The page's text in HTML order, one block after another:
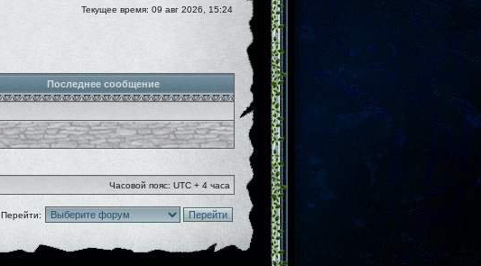
Текущее время: 09 авг 2026, 15:24
Последнее сообщение
Часовой пояс: UTC + 4 часа
Перейти: